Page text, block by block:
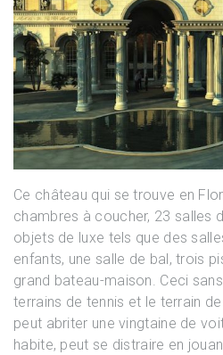
Ce château qui se trouve en
chambres à coucher, 23 salles
objets de luxe tels que des
enfants, une salle de bal, trois
grand bateau-maison. Ceci
terrains de tennis et le terrain
peut abriter une vingtaine de
habite, peut se distraire en